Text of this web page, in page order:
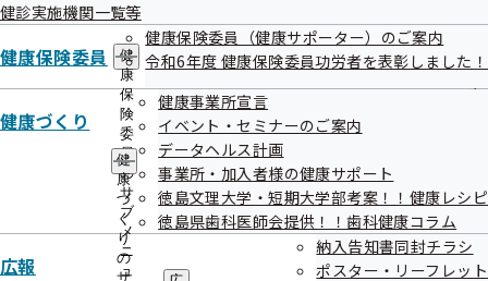
一
覧
の
サ
メ
ュ
ー
ご
案
内
ニ
ュ
ー
健診実施機関一覧等
健康保険委員
健
康
保
険
委
員
の
サ
ブ
メ
ニ
ュ
健康保険委員（健康サポーター）のご案内
令和6年度 健康保険委員功労者を表彰しました！
健康づくり
健
康
づ
く
り
の
サ
健康事業所宣言
イベント・セミナーのご案内
データヘルス計画
事業所・加入者様の健康サポート
徳島文理大学・短期大学部考案！！健康レシピ
徳島県歯科医師会提供！！歯科健康コラム
広報
納入告知書同封チラシ
ポスター・リーフレット
本人様へ 特定保健指導のご案内
事業所様へ 定期健康診断結果の提供に
ご協力ください